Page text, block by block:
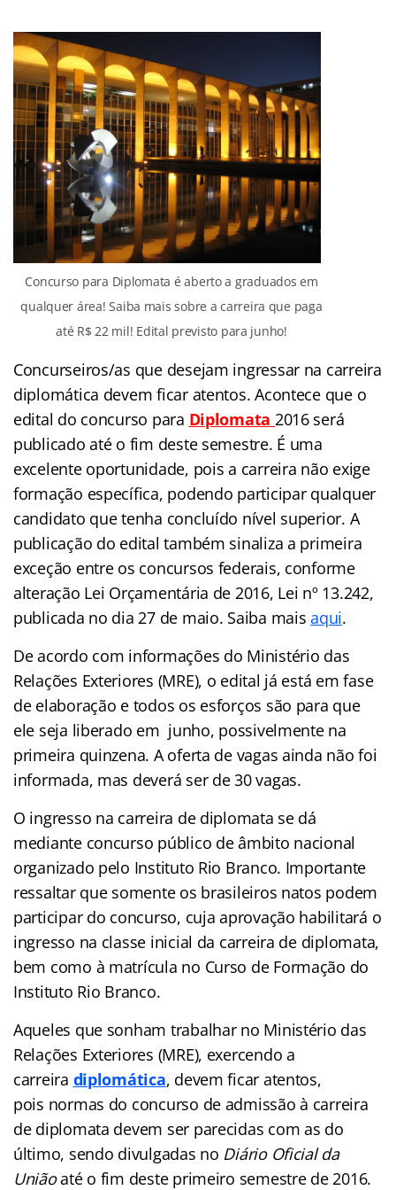
Concurso para Diplomata é aberto a graduados em
qualquer área! Saiba mais sobre a carreira que paga
até R$ 22 mil! Edital previsto para junho!
Concurseiros/as que desejam ingressar na carreira
diplomática devem ficar atentos. Acontece que o
edital do concurso para Diplomata 2016 será
publicado até o fim deste semestre. É uma
excelente oportunidade, pois a carreira não exige
formação específica, podendo participar qualquer
candidato que tenha concluído nível superior. A
publicação do edital também sinaliza a primeira
exceção entre os concursos federais, conforme
alteração Lei Orçamentária de 2016, Lei nº 13.242,
publicada no dia 27 de maio. Saiba maisaqui.
De acordo com informações do Ministério das
Relações Exteriores (MRE), o edital já está em fase
de elaboração e todos os esforços são para que
ele seja liberado em junho, possivelmente na
primeira quinzena. A oferta de vagas ainda não foi
informada, mas deverá ser de 30 vagas.
O ingresso na carreira de diplomata se dá
mediante concurso público de âmbito nacional
organizado pelo Instituto Rio Branco. Importante
ressaltar que somente os brasileiros natos podem
participar do concurso, cuja aprovação habilitará o
ingresso na classe inicial da carreira de diplomata,
bem como à matrícula no Curso de Formação do
Instituto Rio Branco.
Aqueles que sonham trabalhar no Ministério das
Relações Exteriores (MRE), exercendo a
carreira diplomática, devem ficar atentos,
pois normas do concurso de admissão à carreira
de diplomata devem ser parecidas com as do
último, sendo divulgadas no Diário Oficial da
Uniãoaté o fim deste primeiro semestre de 2016.